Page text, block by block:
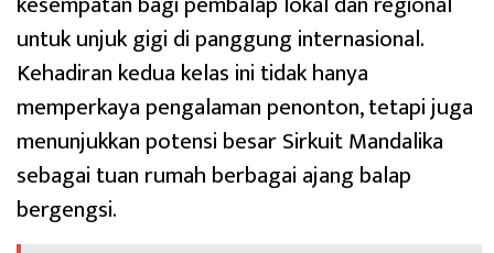
untuk unjuk gigi di panggung internasional.
Kehadiran kedua kelas ini tidak hanya
memperkaya pengalaman penonton, tetapi juga
menunjukkan potensi besar Sirkuit Mandalika
sebagai tuan rumah berbagai ajang balap
bergengsi.